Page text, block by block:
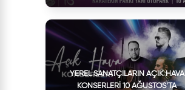
YEREL SANATÇILARIN AÇIK HAVA
KONSERLERI 10 AĞUSTOS’TA